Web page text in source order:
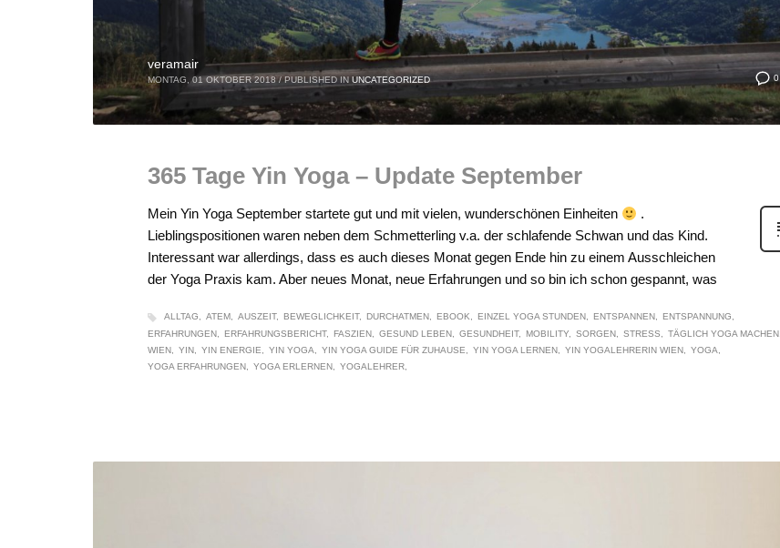
0
veramair
MONTAG, 01 OKTOBER 2018 / PUBLISHED IN UNCATEGORIZED
365 Tage Yin Yoga – Update September
Mein Yin Yoga September startete gut und mit vielen, wunderschönen Einheiten
.
Lieblingspositionen waren neben dem Schmetterling v.a. der schlafende Schwan und das Kind.
Interessant war allerdings, dass es auch dieses Monat gegen Ende hin zu einem Ausschleichen
der Yoga Praxis kam. Aber neues Monat, neue Erfahrungen und so bin ich schon gespannt, was
ALLTAG ATEM AUSZEIT BEWEGLICHKEIT DURCHATMEN EBOOK EINZEL YOGA STUNDEN ENTSPANNEN
ENTSPANNUNG
ERFAHRUNGEN
ERFAHRUNGSBERICHT FASZIEN GESUND LEBEN GESUNDHEIT MOBILITY SORGEN STRESS
TÄGLICH YOGA MACHEN
WIEN
YIN YIN ENERGIE YIN YOGA YIN YOGA GUIDE FÜR ZUHAUSE YIN YOGA LERNEN YIN YOGALEHRERIN WIEN
YOGA
YOGA ERFAHRUNGEN
YOGA ERLERNEN YOGALEHRER